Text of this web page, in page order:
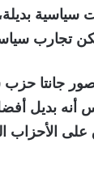
سياسية
تجارب
جانتا حزب
أنه بديل
على الأحزاب